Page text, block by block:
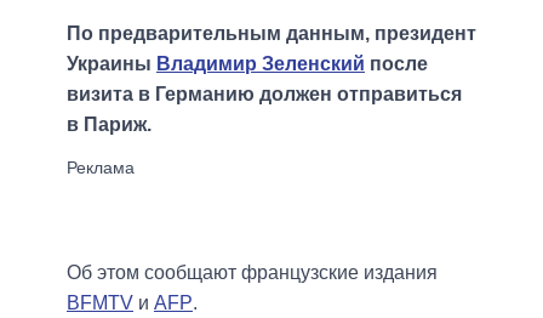
По предварительным данным, президент
Украины Владимир Зеленский после
визита в Германию должен отправиться
в Париж.
Об этом сообщают французские издания
BFMTV и AFP.